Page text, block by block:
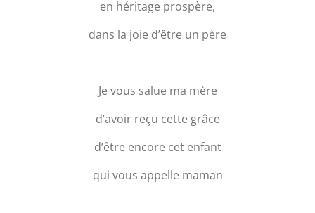
en héritage prospère,
dans la joie d’être un père
Je vous salue ma mère
d’avoir reçu cette grâce
d’être encore cet enfant
qui vous appelle maman